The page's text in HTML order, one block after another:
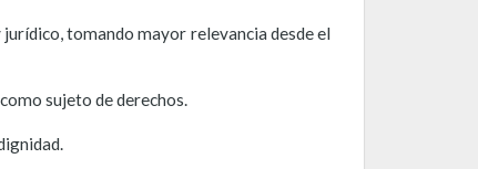
tomando mayor relevancia desde el
sujeto de derechos.